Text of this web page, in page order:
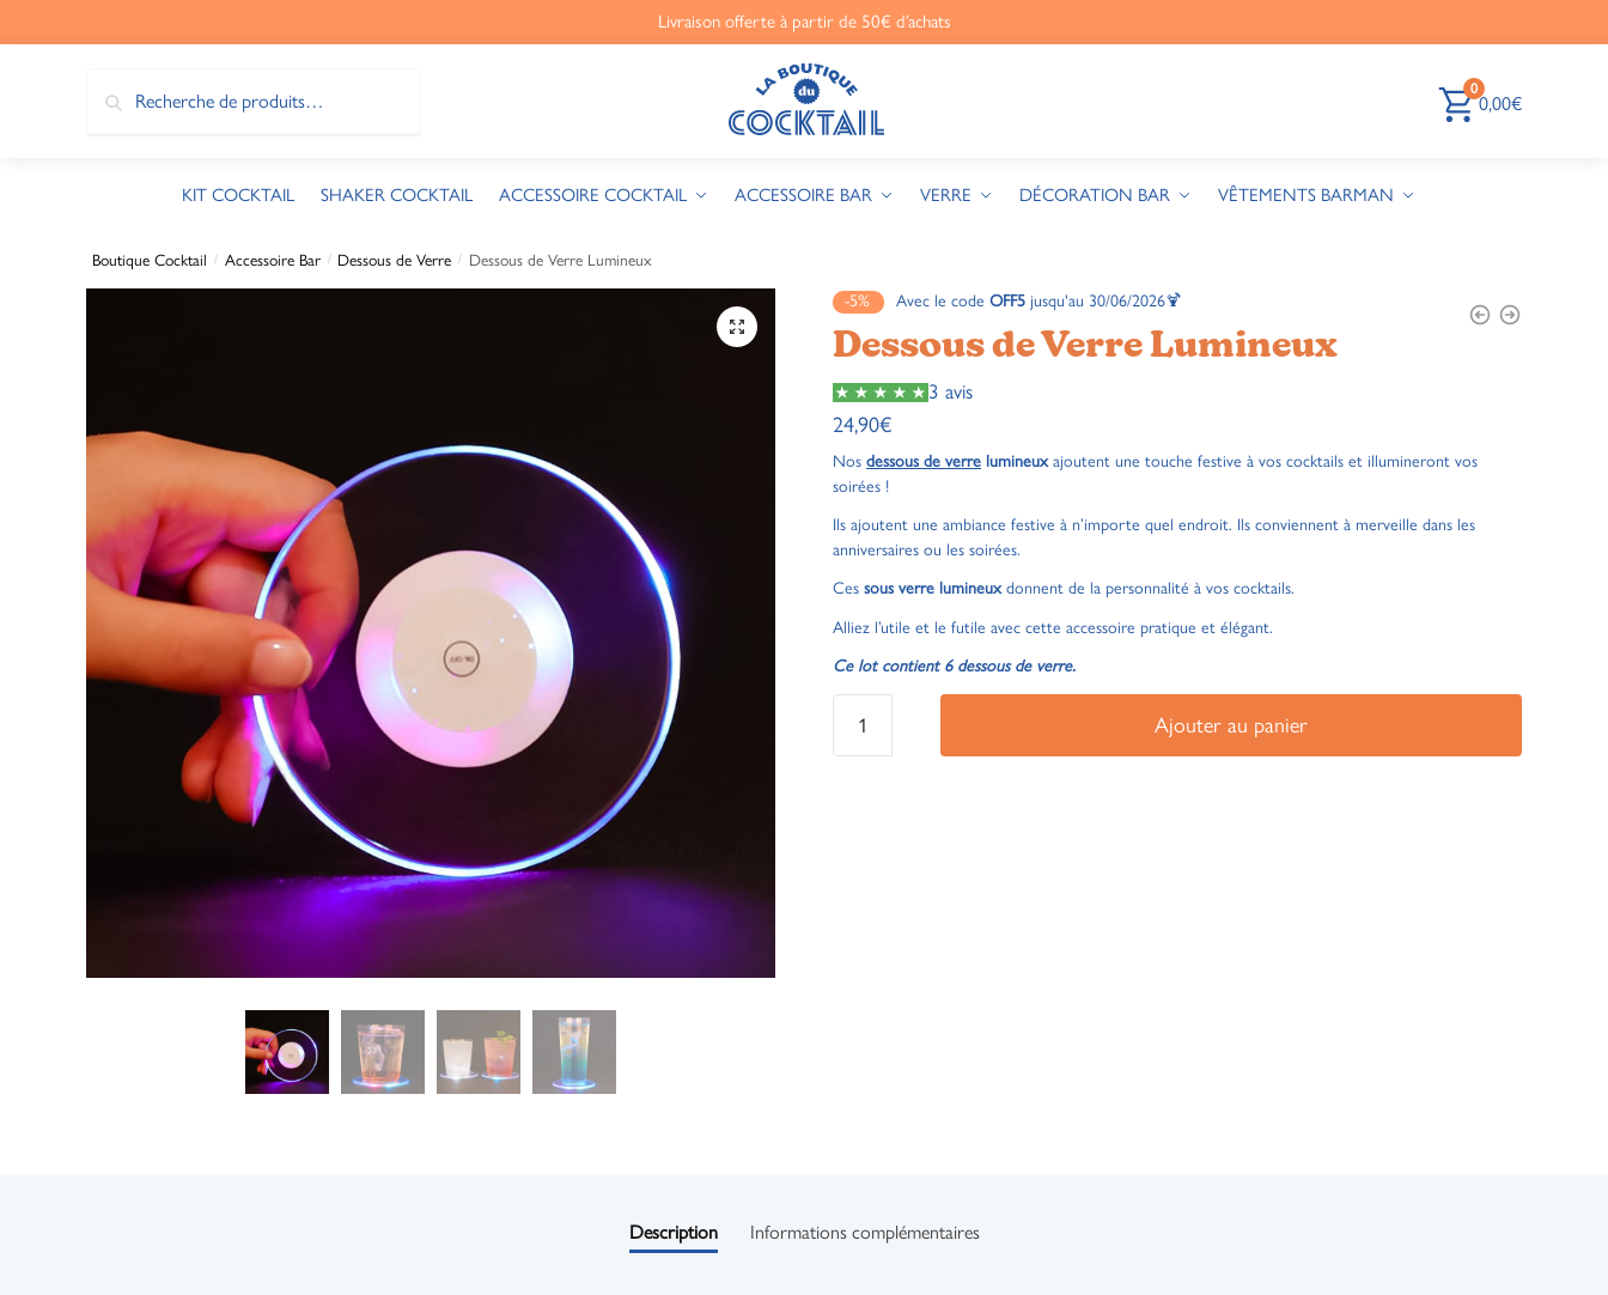
Livraison offerte à partir de 50€ d’achats
0
0,00€
KIT COCKTAIL SHAKER COCKTAIL ACCESSOIRE COCKTAIL ACCESSOIRE BAR VERRE DÉCORATION BAR VÊTEMENTS BARMAN
Boutique Cocktail / Accessoire Bar / Dessous de Verre / Dessous de Verre Lumineux
🔍
-5% Avec le code OFF5 jusqu'au 30/06/2026🍹
Dessous de Verre Lumineux
3 avis
24,90€
Nos dessous de verre lumineuxajoutent une touche festive à vos cocktails et illumineront vos
soirées !
Ils ajoutent une ambiance festive à n’importe quel endroit. Ils conviennent à merveille dans les
anniversaires ou les soirées.
Ces sous verre lumineuxdonnent de la personnalité à vos cocktails.
Alliez l’utile et le futile avec cette accessoire pratique et élégant.
Ce lot contient 6 dessous de verre.
Ajouter au panier
Description Informations complémentaires